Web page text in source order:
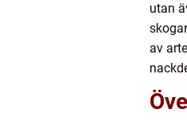
utan
av